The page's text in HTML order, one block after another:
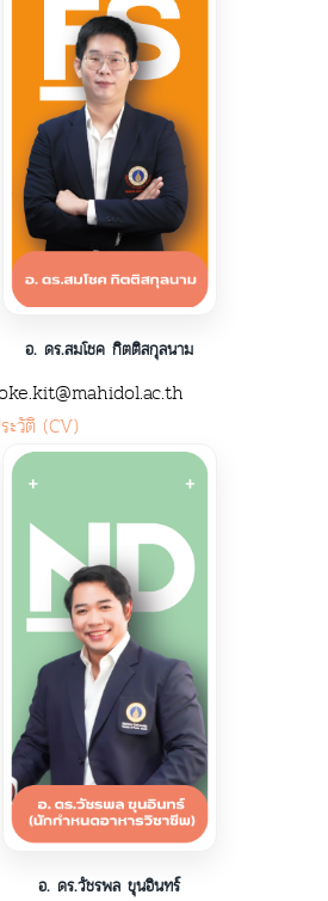
อ. ดร.สมโชค กิตติสกุลนาม
วัติ (CV)
อ. ดร.วัชรพล ขุนอินทร์